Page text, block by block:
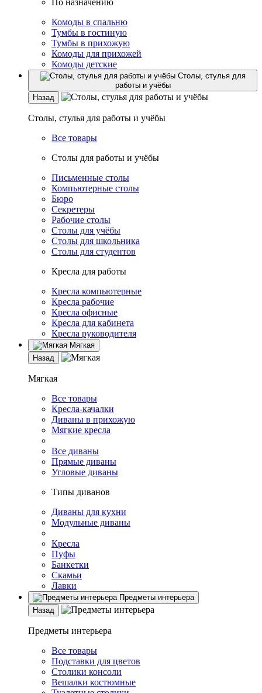
По назначению
Комоды в спальню
Тумбы в гостиную
Тумбы в прихожую
Комоды для прихожей
Комоды детские
Столы, стулья для
работы и учёбы
Назад
Столы, стулья для работы и учёбы
Все товары
Столы для работы и учёбы
Письменные столы
Компьютерные столы
Бюро
Секретеры
Рабочие столы
Столы для учёбы
Столы для школьника
Столы для студентов
Кресла для работы
Кресла компьютерные
Кресла рабочие
Кресла офисные
Кресла для кабинета
Кресла руководителя
Мягкая
Назад
Мягкая
Все товары
Кресла-качалки
Диваны в прихожую
Мягкие кресла
Все диваны
Прямые диваны
Угловые диваны
Типы диванов
Диваны для кухни
Модульные диваны
Кресла
Пуфы
Банкетки
Скамьи
Лавки
Предметы интерьера
Назад
Предметы интерьера
Все товары
Подставки для цветов
Столики консоли
Вешалки костюмные